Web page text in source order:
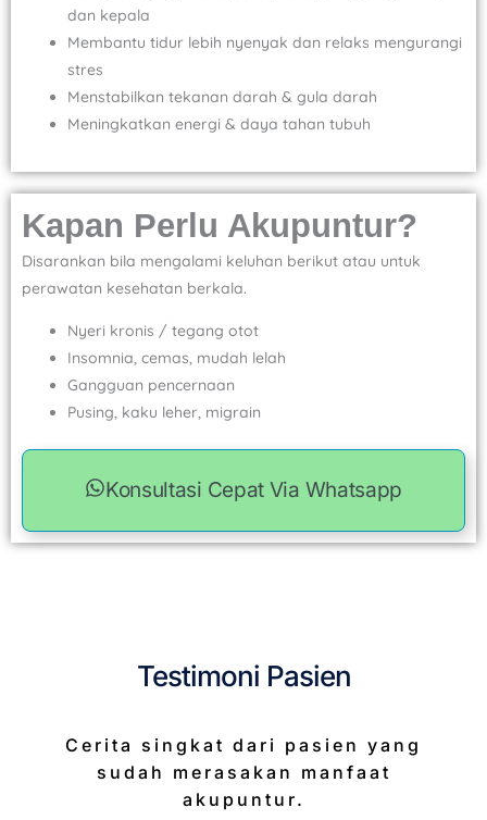
dan kepala
Membantu tidur lebih nyenyak dan relaks mengurangi
stres
Menstabilkan tekanan darah & gula darah
Meningkatkan energi & daya tahan tubuh
Kapan Perlu Akupuntur?
Disarankan bila mengalami keluhan berikut atau untuk
perawatan kesehatan berkala.
Nyeri kronis / tegang otot
Insomnia, cemas, mudah lelah
Gangguan pencernaan
Pusing, kaku leher, migrain
Konsultasi Cepat Via Whatsapp
Testimoni Pasien
Cerita singkat dari pasien yang
sudah merasakan manfaat
akupuntur.